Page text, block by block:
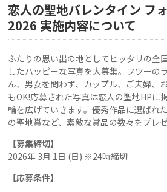
恋人の聖地バレンタイン フ
2026 実施内容について
ふたりの思い出の地としてピッタリの全
したハッピーな写真を大募集。フツーの
ん、男女を問わず、カップル、ご夫婦、
もOK!応募された写真は恋人の聖地HPに
輪を広げていきます。優秀作品に選ばれ
の聖地賞など、素敵な賞品の数々をプレ
【募集締切】
2026年 3月 1日 (日) ※24時締切
【応募条件】